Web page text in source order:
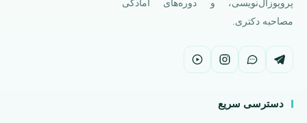
پروپوزال‌نویسی، و دوره‌های آمادگی
مصاحبه دکتری.
دسترسی سریع